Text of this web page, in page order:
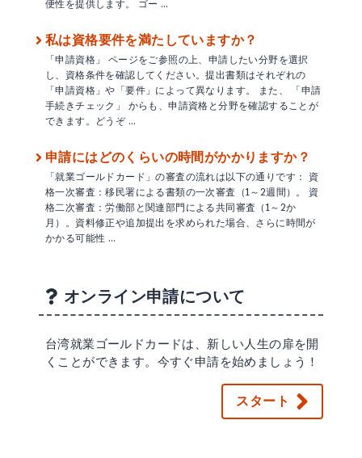
便性を提供します。 ゴー …
私は資格要件を満たしていますか？
「申請資格」 ページをご参照の上、申請したい分野を選択
し、資格条件を確認してください。提出書類はそれぞれの
「申請資格」や「要件」によって異なります。 また、 「申請
手続きチェック」 からも、申請資格と分野を確認することが
できます。どうぞ …
申請にはどのくらいの時間がかかりますか？
「就業ゴールドカード」の審査の流れは以下の通りです： 資
格一次審査：移民署による書類の一次審査（1～2週間）。 資
格二次審査：労働部と関連部門による共同審査（1～2か
月）。資料修正や追加提出を求められた場合、さらに時間が
かかる可能性 …
オンライン申請について
台湾就業ゴールドカードは、新しい人生の扉を開
くことができます。今すぐ申請を始めましょう！
スタート